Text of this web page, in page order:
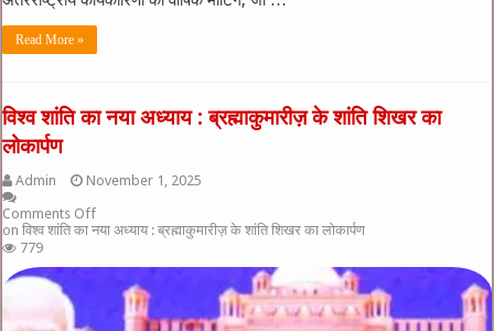
Read More »
विश्व शांति का नया अध्याय : ब्रह्माकुमारीज़ के शांति शिखर का
लोकार्पण
Admin
November 1, 2025
Comments Off
on विश्व शांति का नया अध्याय : ब्रह्माकुमारीज़ के शांति शिखर का लोकार्पण
779